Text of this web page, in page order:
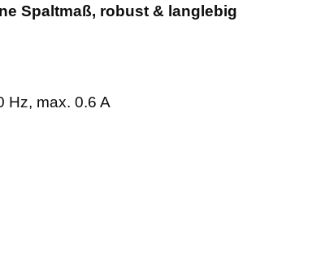
Spaltmaß, robust & langlebig
Hz, max. 0.6 A